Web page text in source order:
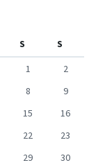
S
S
1
2
8
9
15
16
22
23
29
30